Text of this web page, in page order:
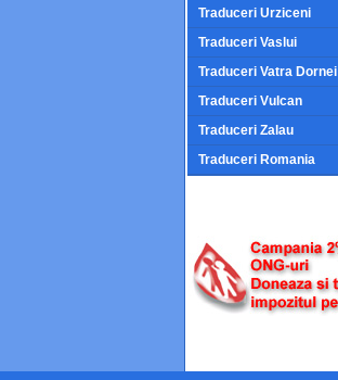
Traduceri Urziceni
Traduceri Vaslui
Traduceri Vatra Dornei
Traduceri Vulcan
Traduceri Zalau
Traduceri Romania